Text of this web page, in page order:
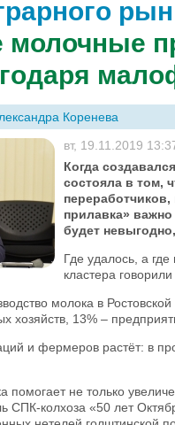
молочные
Коренева
вт, 19.11.2019
Когда
состояла в том,
прилавка»
будет
Где удалось, а
кластера
молока в
хозяйств, 13% –
и фермеров растёт: в
помогает не только
СПК-колхоза «50 лет